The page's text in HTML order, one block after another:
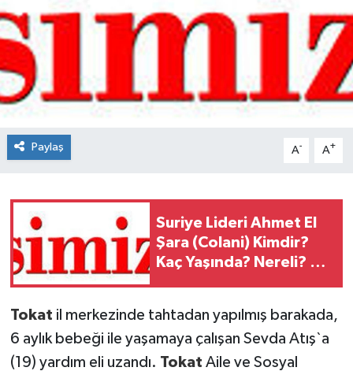
Paylaş A- A+
Suriye Lideri Ahmet El
Şara (Colani) Kimdir?
Kaç Yaşında? Nereli? Ne
Kökenİ
Tokat il merkezinde tahtadan yapılmış barakada,
6 aylık bebeği ile yaşamaya çalışan Sevda Atış`a
(19) yardım eli uzandı. Tokat Aile ve Sosyal
Tokat Haberleri